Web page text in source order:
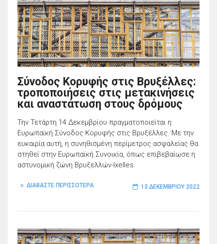
Σύνοδος Κορυφής στις Βρυξέλλες:
τροποποιήσεις στις μετακινήσεις
και αναστάτωση στους δρόμους
Την Τετάρτη 14 Δεκεμβρίου πραγματοποιείται η
Ευρωπαϊκή Σύνοδος Κορυφής στις Βρυξέλλες. Με την
ευκαιρία αυτή, η συνηθισμένη περίμετρος ασφαλείας θα
στηθεί στην Ευρωπαϊκή Συνοικία, όπως επιβεβαίωσε η
αστυνομική ζώνη Βρυξελλών-Ixelles.
ΔΙΑΒΑΣΤΕ ΠΕΡΙΣΣΟΤΕΡΑ 13 ΔΕΚΕΜΒΡΊΟΥ 2022